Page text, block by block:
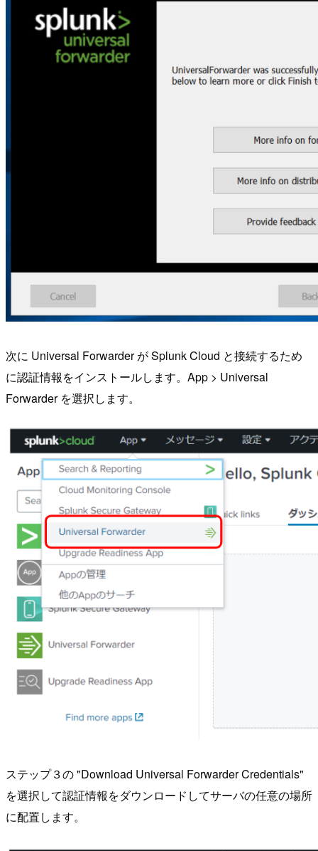
次に Universal Forwarder が Splunk Cloud と接続するため
に認証情報をインストールします。App > Universal
Forwarder を選択します。
ステップ３の "Download Universal Forwarder Credentials"
を選択して認証情報をダウンロードしてサーバの任意の場所
に配置します。